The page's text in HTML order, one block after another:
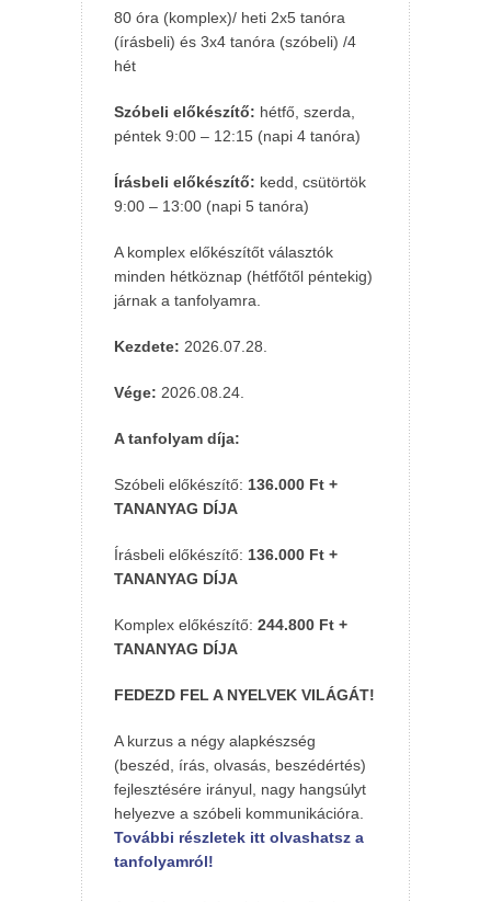
80 óra (komplex)/ heti 2x5 tanóra
(írásbeli) és 3x4 tanóra (szóbeli) /4
hét
Szóbeli előkészítő: hétfő, szerda,
péntek 9:00 – 12:15 (napi 4 tanóra)
Írásbeli előkészítő: kedd, csütörtök
9:00 – 13:00 (napi 5 tanóra)
A komplex előkészítőt választók
minden hétköznap (hétfőtől péntekig)
járnak a tanfolyamra.
Kezdete: 2026.07.28.
Vége: 2026.08.24.
A tanfolyam díja:
Szóbeli előkészítő: 136.000 Ft +
TANANYAG DÍJA
Írásbeli előkészítő: 136.000 Ft +
TANANYAG DÍJA
Komplex előkészítő: 244.800 Ft +
TANANYAG DÍJA
FEDEZD FEL A NYELVEK VILÁGÁT!
A kurzus a négy alapkészség
(beszéd, írás, olvasás, beszédértés)
fejlesztésére irányul, nagy hangsúlyt
helyezve a szóbeli kommunikációra.
További részletek itt olvashatsz a
tanfolyamról!